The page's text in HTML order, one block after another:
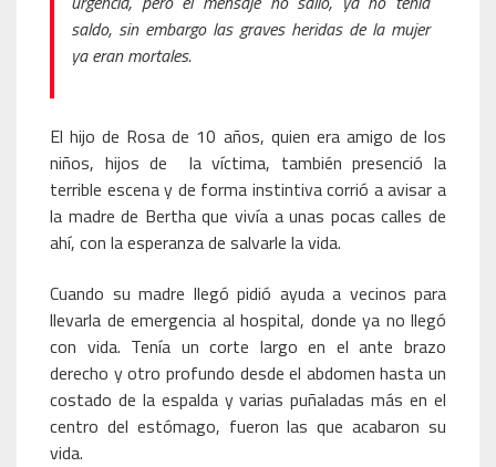
saldo, sin embargo las graves heridas de la mujer
ya eran mortales.
El hijo de Rosa de 10 años, quien era amigo de los
niños, hijos de la víctima, también presenció la
terrible escena y de forma instintiva corrió a avisar a
la madre de Bertha que vivía a unas pocas calles de
ahí, con la esperanza de salvarle la vida.
Cuando su madre llegó pidió ayuda a vecinos para
llevarla de emergencia al hospital, donde ya no llegó
con vida. Tenía un corte largo en el ante brazo
derecho y otro profundo desde el abdomen hasta un
costado de la espalda y varias puñaladas más en el
centro del estómago, fueron las que acabaron su
vida.